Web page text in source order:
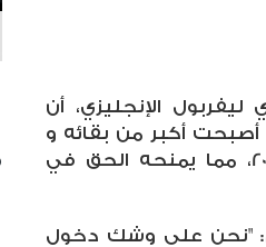
الإنجليزي، أن
أصبحت أكبر من بقائه و
ينتهي عقد صلاح مع ليفربول في يونيو 2025، مما يمنحه الحق في
"نحن على وشك دخول